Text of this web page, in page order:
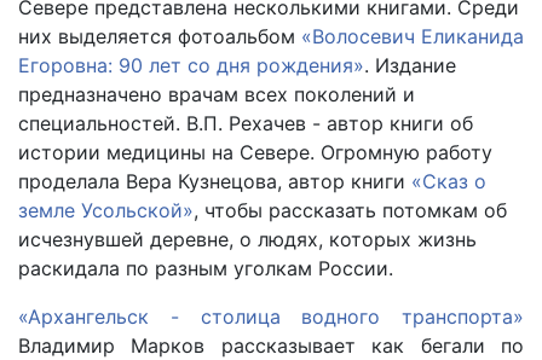
Севере представлена несколькими книгами. Среди
них выделяется фотоальбом «Волосевич Еликанида
Егоровна: 90 лет со дня рождения». Издание
предназначено врачам всех поколений и
специальностей. В.П. Рехачев - автор книги об
истории медицины на Севере. Огромную работу
проделала Вера Кузнецова, автор книги «Сказ о
земле Усольской», чтобы рассказать потомкам об
исчезнувшей деревне, о людях, которых жизнь
раскидала по разным уголкам России.
«Архангельск - столица водного транспорта»
Владимир Марков рассказывает как бегали по